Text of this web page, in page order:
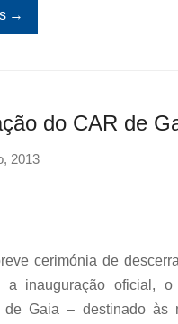
→
do CAR de
2013
cerimónia de
a inauguração oficial,
de Gaia – destinado às